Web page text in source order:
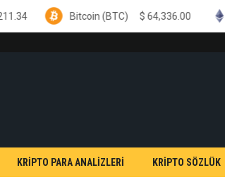
KRİPTO PARA ANALİZLERİ KRİPTO SÖZLÜK
(BTC) $ 64,336.00 Ethereum (ETH)